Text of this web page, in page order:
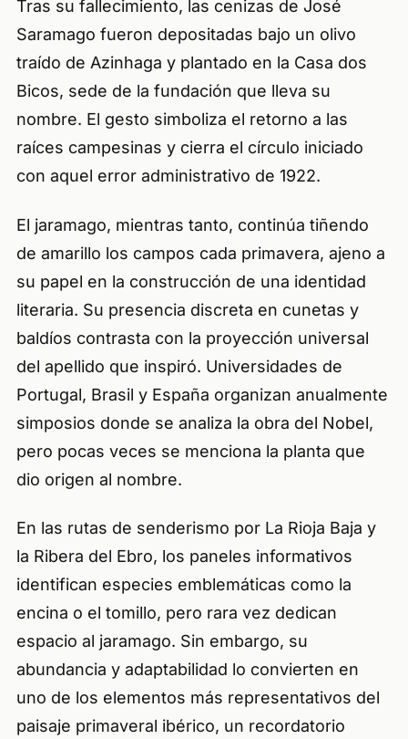
Tras su fallecimiento, las cenizas de José
Saramago fueron depositadas bajo un olivo
traído de Azinhaga y plantado en la Casa dos
Bicos, sede de la fundación que lleva su
nombre. El gesto simboliza el retorno a las
raíces campesinas y cierra el círculo iniciado
con aquel error administrativo de 1922.
El jaramago, mientras tanto, continúa tiñendo
de amarillo los campos cada primavera, ajeno a
su papel en la construcción de una identidad
literaria. Su presencia discreta en cunetas y
baldíos contrasta con la proyección universal
del apellido que inspiró. Universidades de
Portugal, Brasil y España organizan anualmente
simposios donde se analiza la obra del Nobel,
pero pocas veces se menciona la planta que
dio origen al nombre.
En las rutas de senderismo por La Rioja Baja y
la Ribera del Ebro, los paneles informativos
identifican especies emblemáticas como la
encina o el tomillo, pero rara vez dedican
espacio al jaramago. Sin embargo, su
abundancia y adaptabilidad lo convierten en
uno de los elementos más representativos del
paisaje primaveral ibérico, un recordatorio